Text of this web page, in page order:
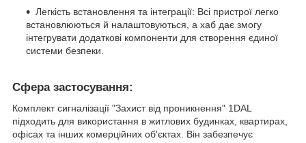
Легкість встановлення та інтеграції: Всі пристрої легко
встановлюються й налаштовуються, а хаб дає змогу
інтегрувати додаткові компоненти для створення єдиної
системи безпеки.
Сфера застосування:
Комплект сигналізації "Захист від проникнення" 1DAL
підходить для використання в житлових будинках, квартирах,
офісах та інших комерційних об'єктах. Він забезпечує